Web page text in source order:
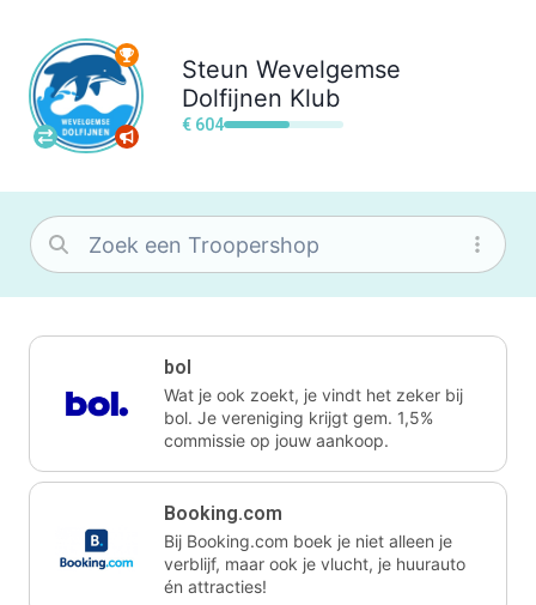
Steun Wevelgemse
Dolfijnen Klub
€ 604
bol
Wat je ook zoekt, je vindt het zeker bij
bol. Je vereniging krijgt gem. 1,5%
commissie op jouw aankoop.
Booking.com
Bij Booking.com boek je niet alleen je
verblijf, maar ook je vlucht, je huurauto
én attracties!